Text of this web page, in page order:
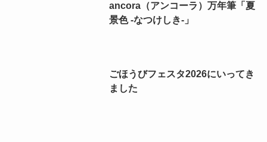
ancora（アンコーラ）万年筆「夏
景色 -なつけしき-」
ごほうびフェスタ2026にいってき
ました